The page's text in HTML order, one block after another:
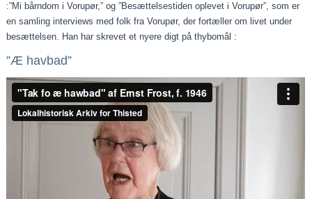
:”Mi bårndom i Vorupør,” og ”Besættelsestiden oplevet i Vorupør”, som er
en samling interviews med folk fra Vorupør, der fortæller om livet under
besættelsen. Han har skrevet et nyere digt på thybomål :
”Æ havbad”